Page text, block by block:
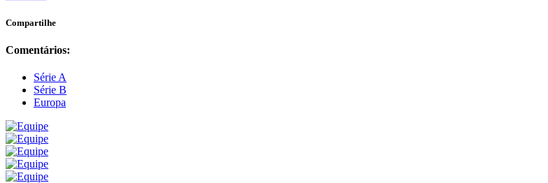
Compartilhe
Comentários:
Série A
Série B
Europa